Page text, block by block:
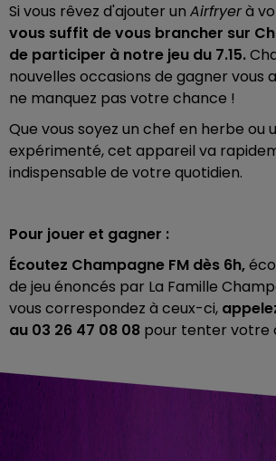
Si vous rêvez d'ajouter un Airfryerà
vous suffit de vous brancher sur
de participer à notre jeu du 7.15.
nouvelles occasions de gagner vous
ne manquez pas votre chance !
Que vous soyez un chef en herbe ou
expérimenté, cet appareil va
indispensable de votre quotidien.
Pour jouer et gagner :
Écoutez Champagne FM dès 6h,
de jeu énoncés par La Famille
vous correspondez à ceux-ci,
au 03 26 47 08 08 pour tenter votre